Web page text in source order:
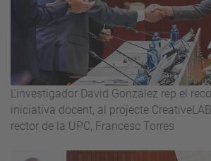
L'investigador David González rep el
iniciativa docent, al projecte
rector de la UPC, Francesc Torres